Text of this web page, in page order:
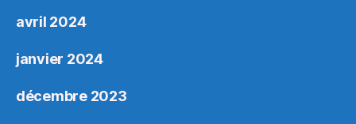
avril 2024
janvier 2024
décembre 2023